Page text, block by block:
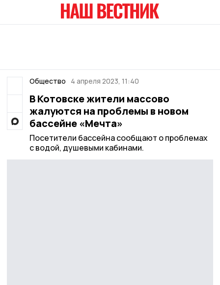
Общество 4 апреля 2023, 11:40
В Котовске жители массово
жалуются на проблемы в новом
бассейне «Мечта»
Посетители бассейна сообщают о проблемах
с водой, душевыми кабинами.